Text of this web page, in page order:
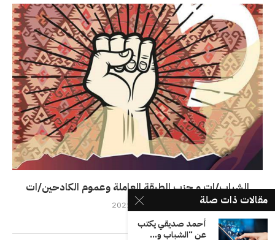
الشباب/ات و حزب الطبقة العاملة وعموم الكادحين/ات
مقالات ذات صلة
أحمد صديقي يكتب
عن “الشباب و...